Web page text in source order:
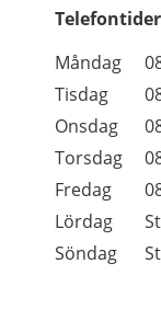
Telefontider
Dag
Öppettider
Måndag
Tisdag
Onsdag
Torsdag
Fredag
Lördag
Söndag